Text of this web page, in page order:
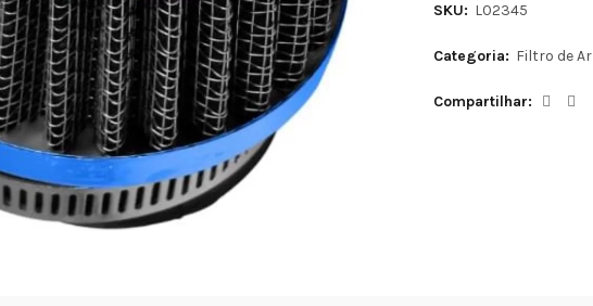
SKU: L02345
Categoria: Filtro de Ar
Compartilhar